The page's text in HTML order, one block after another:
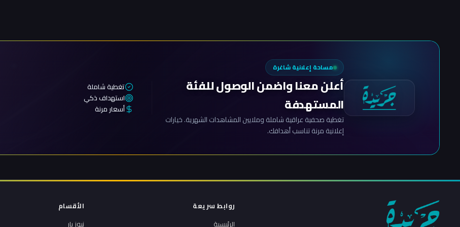
مساحة إعلانية شاغرة
أعلن معنا واضمن الوصول للفئة
المستهدفة
تغطية صحفية عراقية شاملة وملايين المشاهدات الشهرية. خيارات
إعلانية مرنة تناسب أهدافك.
تغطية شاملة
استهداف ذكي
أسعار مرنة
روابط سريعة
الرئيسية
الأقسام
نيوز بار